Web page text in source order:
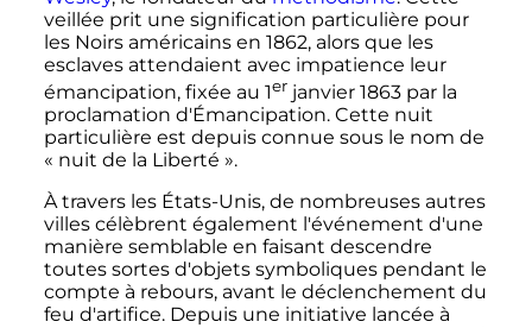
veillée prit une signification particulière pour
les Noirs américains en 1862, alors que les
esclaves attendaient avec impatience leur
émancipation, fixée au 1erjanvier 1863par la
proclamation d'Émancipation. Cette nuit
particulière est depuis connue sous le nom de
« nuit de la Liberté ».
À travers les États-Unis, de nombreuses autres
villes célèbrent également l'événement d'une
manière semblable en faisant descendre
toutes sortes d'objets symboliques pendant le
compte à rebours, avant le déclenchement du
feu d'artifice. Depuis une initiative lancée à